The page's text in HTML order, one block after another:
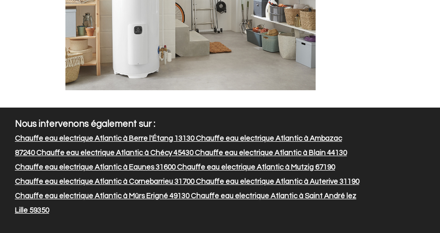
Nous intervenons également sur :
Chauffe eau electrique Atlantic à Berre l'Étang 13130Chauffe eau electrique Atlantic à Ambazac
87240Chauffe eau electrique Atlantic à Chécy 45430Chauffe eau electrique Atlantic à Blain 44130
Chauffe eau electrique Atlantic à Eaunes 31600Chauffe eau electrique Atlantic à Mutzig 67190
Chauffe eau electrique Atlantic à Cornebarrieu 31700Chauffe eau electrique Atlantic à Auterive 31190
Chauffe eau electrique Atlantic à Mûrs Erigné 49130Chauffe eau electrique Atlantic à Saint André lez
Lille 59350